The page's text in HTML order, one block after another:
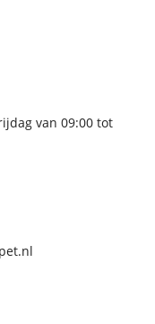
van 09:00 tot